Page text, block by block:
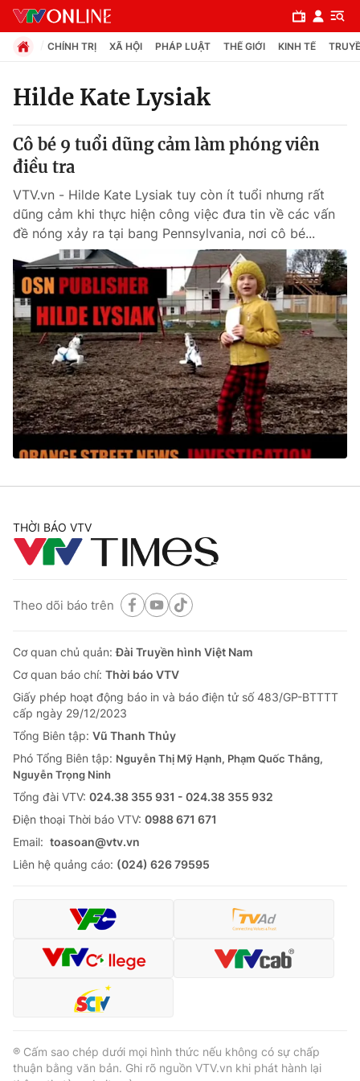
Chuyên mục
Chính trị
Xã hội
Pháp luật
Y tế
Thế giới
Tin tức
Thế giới đó đây
Câu chuyện quốc tế
Kinh tế
Tài chính
Thị trường
Góc doanh nghiệp
Dữ liệu và đời sống
Truyền hình
Phim VTV
Hậu trường
Giải sao mai
Giải trí
Điện ảnh
Âm nhạc
Du lịch
Làm đẹp
Chất lượng cuộc sống
Tuyển sinh
Học trực tuyến
Công nghệ
Hitech Công nghệ tương lai
Sản phẩm
Thị trường
Tư vấn
Giao lưu trực tuyến
Lịch phát sóng
Chuyên mục khác
Emagazine Podcast
Video Shorts video
VTV Money
VTV Sức khoẻ Bất động sản
CHÍNH TRỊ XÃ HỘI PHÁP LUẬT THẾ GIỚI KINH TẾ
Hilde Kate Lysiak
Cô bé 9 tuổi dũng cảm làm phóng viên
điều tra
VTV.vn - Hilde Kate Lysiak tuy còn ít tuổi nhưng rất
dũng cảm khi thực hiện công việc đưa tin về các vấn
đề nóng xảy ra tại bang Pennsylvania, nơi cô bé...
THỜI BÁO VTV
Theo dõi báo trên
Cơ quan chủ quản:Đài Truyền hình Việt Nam
Cơ quan báo chí: Thời báo VTV
Giấy phép hoạt động báo in và báo điện tử số 483/GP-BTTTT
cấp ngày 29/12/2023
Tổng Biên tập: Vũ Thanh Thủy
Phó Tổng Biên tập: Nguyễn Thị Mỹ Hạnh, Phạm Quốc Thắng,
Nguyễn Trọng Ninh
Tổng đài VTV: 024.38 355 931 - 024.38 355 932
Ðiện thoại Thời báo VTV: 0988 671 671
Email: toasoan@vtv.vn
Liên hệ quảng cáo: (024) 626 79595
® Cấm sao chép dưới mọi hình thức nếu không có sự chấp
thuận bằng văn bản. Ghi rõ nguồn VTV.vn khi phát hành lại